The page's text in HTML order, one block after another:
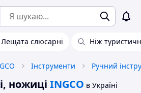
Лещата слюсарні Ніж
Інструменти Ручний
ножиці INGCO в Україні